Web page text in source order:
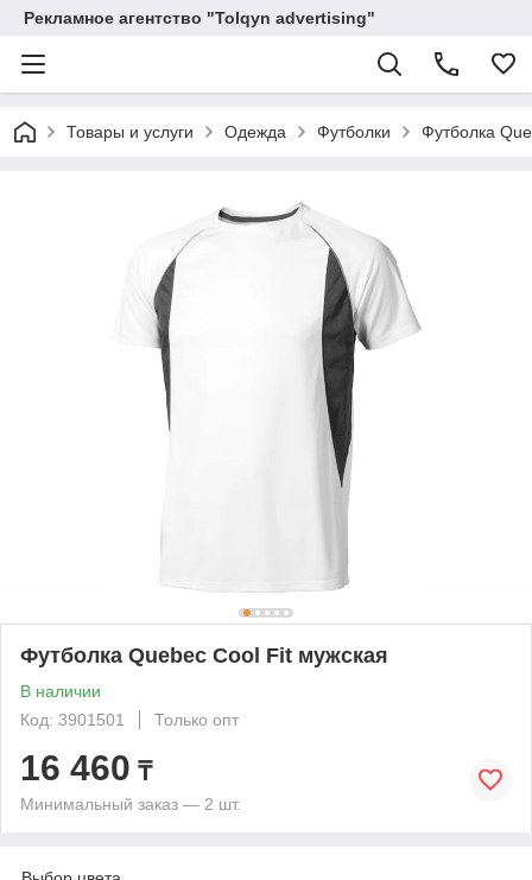
Рекламное агентство "Tolqyn advertising"
Товары и услуги Одежда Футболки Футболка
Футболка Quebec Cool Fit мужская
В наличии
Код: 3901501
Только опт
16 460 ₸
Минимальный заказ — 2 шт.